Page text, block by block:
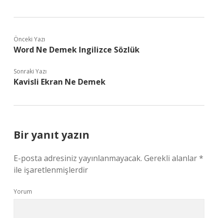
Önceki Yazı
Word Ne Demek Ingilizce Sözlük
Sonraki Yazı
Kavisli Ekran Ne Demek
Bir yanıt yazın
E-posta adresiniz yayınlanmayacak. Gerekli alanlar*
ile işaretlenmişlerdir
Yorum